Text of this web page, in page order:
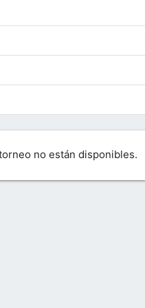
no están disponibles.